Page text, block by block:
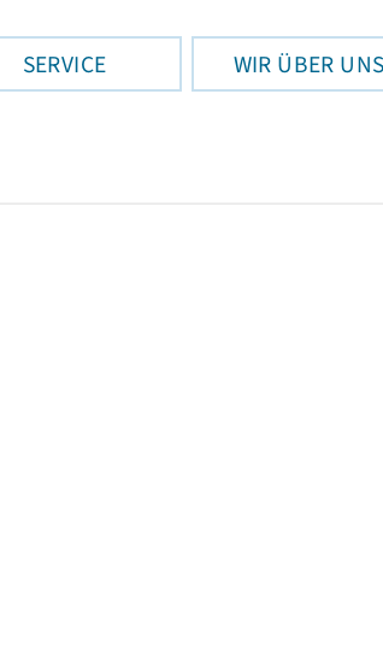
SERVICE WIR ÜBER UNS